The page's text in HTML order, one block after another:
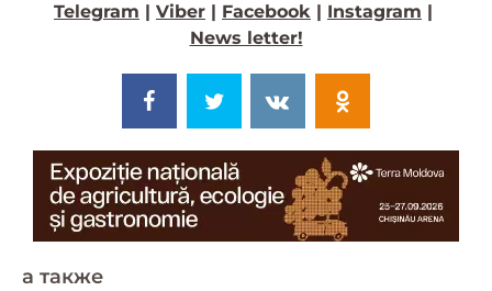
Telegram
Viber Facebook Instagram
News letter!
a также